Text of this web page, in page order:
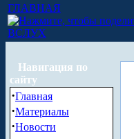
ГЛАВНАЯ
ВСЛУХ
Навигация по
сайту
·Главная
·Материалы
·Новости